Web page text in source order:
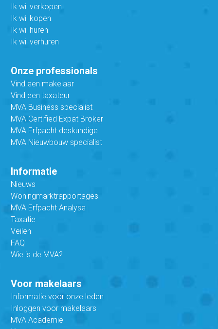
Ik wil verkopen
Ik wil kopen
Ik wil huren
Ik wil verhuren
Onze professionals
Vind een makelaar
Vind een taxateur
MVA Business specialist
MVA Certified Expat Broker
MVA Erfpacht deskundige
MVA Nieuwbouw specialist
Informatie
Nieuws
Woningmarktrapportages
MVA Erfpacht Analyse
Taxatie
Veilen
FAQ
Wie is de MVA?
Voor makelaars
Informatie voor onze leden
Inloggen voor makelaars
MVA Academie